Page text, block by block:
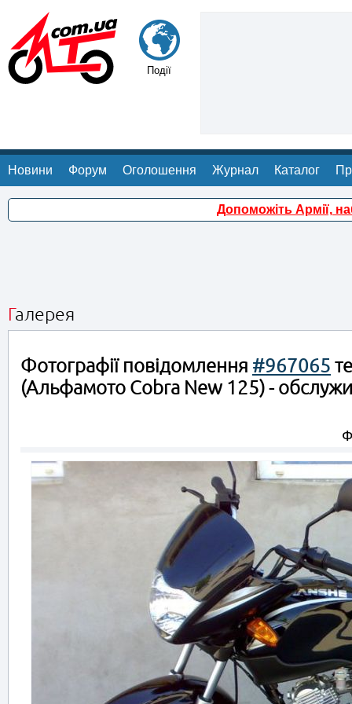
Події
Новини Форум Оголошення Журнал Каталог
Допоможіть Армії,
Галерея
Фотографії повідомлення #967065
(Альфамото Cobra New 125) -